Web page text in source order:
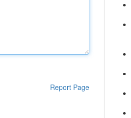
Report Page